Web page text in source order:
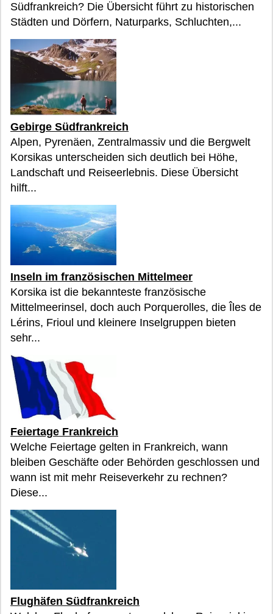
Südfrankreich? Die Übersicht führt zu historischen
Städten und Dörfern, Naturparks, Schluchten,...
Gebirge Südfrankreich
Alpen, Pyrenäen, Zentralmassiv und die Bergwelt
Korsikas unterscheiden sich deutlich bei Höhe,
Landschaft und Reiseerlebnis. Diese Übersicht
hilft...
Inseln im französischen Mittelmeer
Korsika ist die bekannteste französische
Mittelmeerinsel, doch auch Porquerolles, die Îles de
Lérins, Frioul und kleinere Inselgruppen bieten
sehr...
Feiertage Frankreich
Welche Feiertage gelten in Frankreich, wann
bleiben Geschäfte oder Behörden geschlossen und
wann ist mit mehr Reiseverkehr zu rechnen?
Diese...
Flughäfen Südfrankreich